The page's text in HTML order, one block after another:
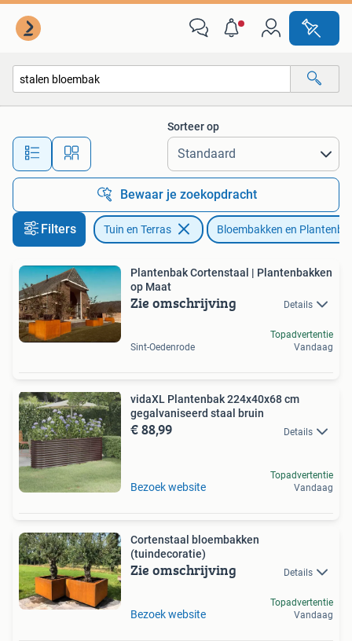
Alle afstanden…
Sorteer op
Bewaar je zoekopdracht
Filters Tuin en Terras Bloembakken en
Plantenbak Cortenstaal | Plantenbakken
op Maat
Zie omschrijving Details
Sint-Oedenrode
Topadvertentie
Vandaag
vidaXL Plantenbak 224x40x68 cm
gegalvaniseerd staal bruin
€ 88,99 Details
Bezoek website
Topadvertentie
Vandaag
Cortenstaal bloembakken
(tuindecoratie)
Zie omschrijving Details
Bezoek website
Topadvertentie
Vandaag